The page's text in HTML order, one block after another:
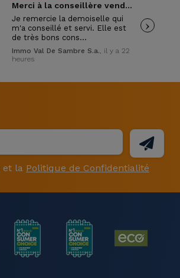
Merci à la conseillère vendeuse
Je remercie la demoiselle qui
m'a conseillé et servi. Elle est
de très bons cons…
Immo Val De Sambre S.a., il y a 22
heures
›
et la Politique de Confidentialité